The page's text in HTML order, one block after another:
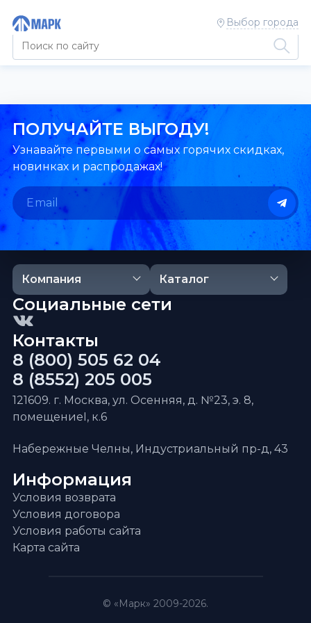
Выбор города
ПОЛУЧАЙТЕ ВЫГОДУ!
Узнавайте первыми о самых горячих скидках,
новинках и распродажах!
Компания Каталог
Информация
Условия возврата
Условия договора
Условия работы сайта
Карта сайта
Контакты
8 (800) 505 62 04
8 (8552) 205 005
121609. г. Москва, ул. Осенняя, д. №23, э. 8,
помещениеI, к.6
Набережные Челны, Индустриальный пр-д, 43
Социальные сети
© «Марк» 2009-2026.